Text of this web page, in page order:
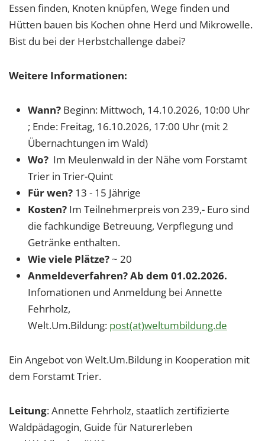
Essen finden, Knoten knüpfen, Wege finden und
Hütten bauen bis Kochen ohne Herd und Mikrowelle.
Bist du bei der Herbstchallenge dabei?
Weitere Informationen:
Wann? Beginn: Mittwoch, 14.10.2026, 10:00 Uhr
; Ende: Freitag, 16.10.2026, 17:00 Uhr (mit 2
Übernachtungen im Wald)
Wo? Im Meulenwald in der Nähe vom Forstamt
Trier in Trier-Quint
Für wen? 13 - 15 Jährige
Kosten? Im Teilnehmerpreis von 239,- Euro sind
die fachkundige Betreuung, Verpflegung und
Getränke enthalten.
Wie viele Plätze?~ 20
Anmeldeverfahren?Ab dem 01.02.2026.
Infomationen und Anmeldung bei Annette
Fehrholz,
Welt.Um.Bildung: post(at)weltumbildung.de
Ein Angebot von Welt.Um.Bildung in Kooperation mit
dem Forstamt Trier.
Leitung: Annette Fehrholz, staatlich zertifizierte
Waldpädagogin, Guide für Naturerleben